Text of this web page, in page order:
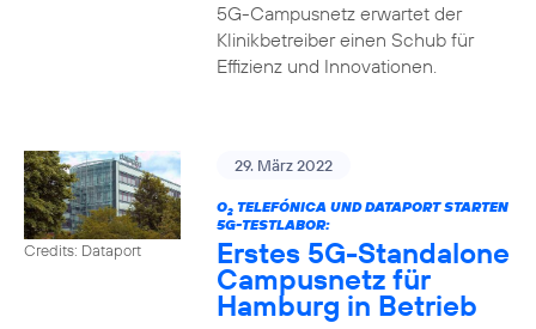
5G-Campusnetz erwartet der
Klinikbetreiber einen Schub für
Effizienz und Innovationen.
Credits: Dataport
29. März 2022
O2TELEFÓNICA UND DATAPORT STARTEN
5G-TESTLABOR:
Erstes 5G-Standalone
Campusnetz für
Hamburg in Betrieb